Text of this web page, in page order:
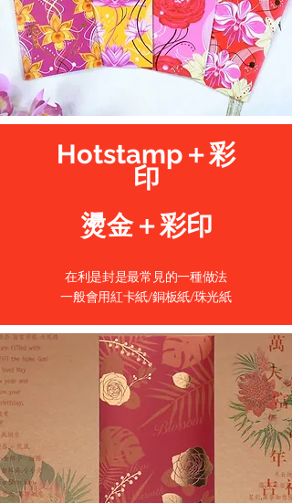
Hotstamp＋彩
印
燙金＋彩印
在利是封是最常見的一種做法
一般會用紅卡紙/銅板紙/珠光紙